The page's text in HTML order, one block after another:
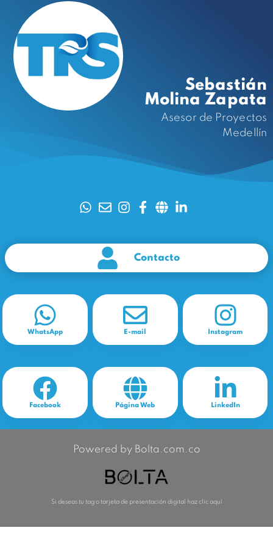
Sebastián
Molina Zapata
Asesor de Proyectos
Medellín
Contacto
WhatsApp E-mail Instagram
Facebook Página Web LinkedIn
Powered by Bolta.com.co
Si deseas tu tag o tarjeta de presentación digital haz clic aquí